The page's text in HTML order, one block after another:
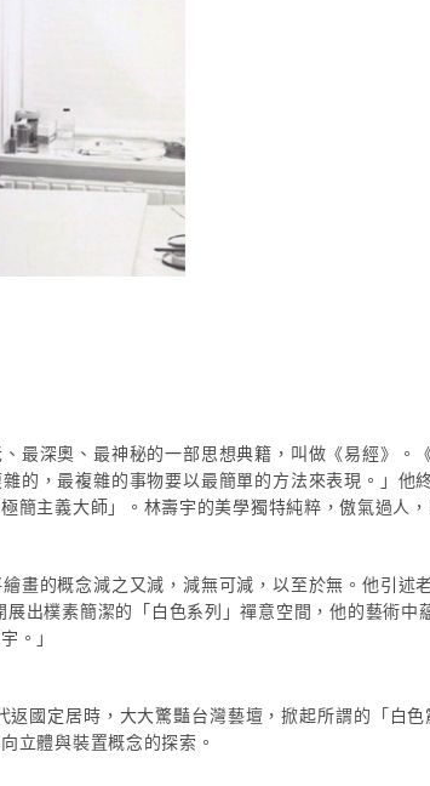
最深奧、最神秘的一部思想典籍，叫做《易經》
的，最複雜的事物要以最簡單的方法來表現。」
簡主義大師」。林壽宇的美學獨特純粹，傲氣過人
畫的概念減之又減，減無可減，以至於無。他引
出樸素簡潔的「白色系列」禪意空間，他的藝術
。」
國定居時，大大驚豔台灣藝壇，掀起所謂的「白
立體與裝置概念的探索。